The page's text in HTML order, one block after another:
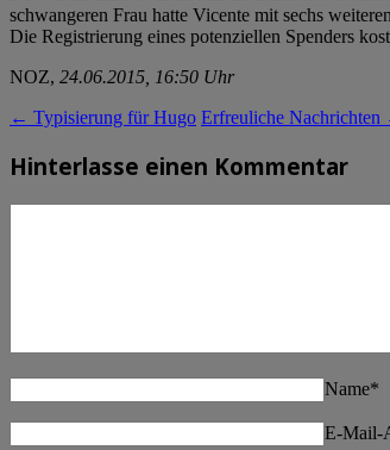
schwangeren Frau hatte Vicente mit sechs
Die Registrierung eines potenziellen Spenders
NOZ, 24.06.2015, 16:50 Uhr
← Typisierung für Hugo Erfreuliche Nachrichten
Hinterlasse einen Kommentar
Name*
E-Mail-